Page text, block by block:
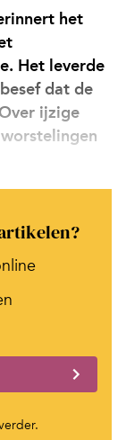
het
Het leverde
dat de
ijzige